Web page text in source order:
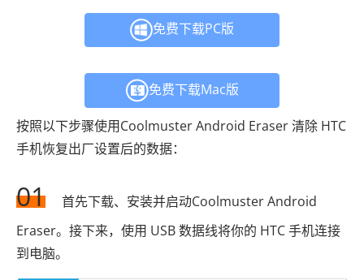
免费下载PC版
免费下载Mac版
按照以下步骤使用Coolmuster Android Eraser 清除 HTC
手机恢复出厂设置后的数据：
01
首先下载、安装并启动Coolmuster Android
Eraser。接下来，使用 USB 数据线将你的 HTC 手机连接
到电脑。